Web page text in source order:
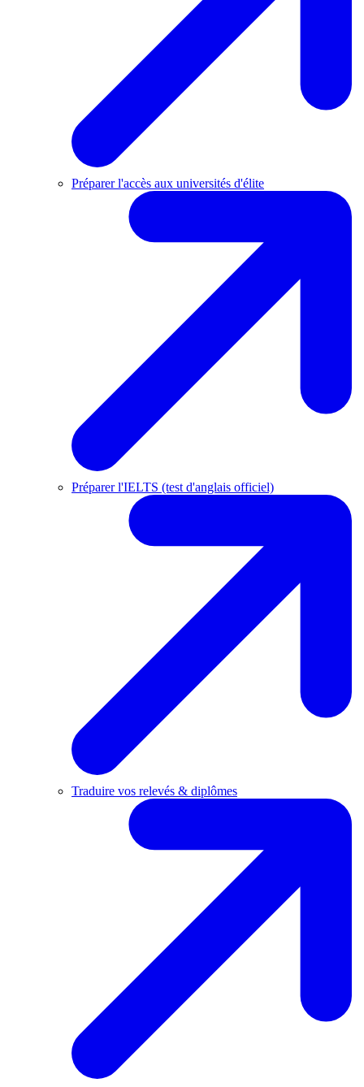
Préparer l'accès aux universités d'élite
Préparer l'IELTS (test d'anglais officiel)
Traduire vos relevés & diplômes